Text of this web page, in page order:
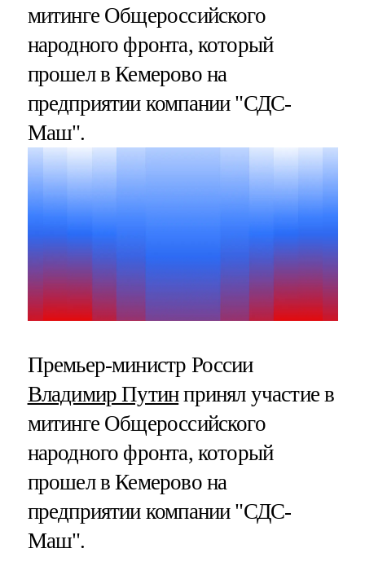
митинге Общероссийского
народного фронта, который
прошел в Кемерово на
предприятии компании "СДС-
Маш".
Премьер-министр России
Владимир Путинпринял участие в
митинге Общероссийского
народного фронта, который
прошел в Кемерово на
предприятии компании "СДС-
Маш".